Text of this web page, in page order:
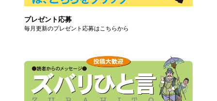
プレゼント応募
毎月更新のプレゼント応募はこちらから